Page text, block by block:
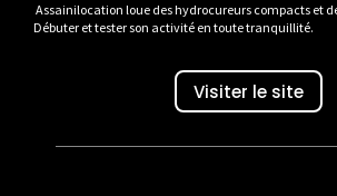
Assainilocation loue des hydrocureurs compacts et
Débuter et tester son activité en toute tranquillité.
Visiter le site